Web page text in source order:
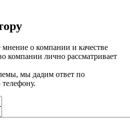
о компании и качестве
компании лично рассматривает
мы дадим ответ по